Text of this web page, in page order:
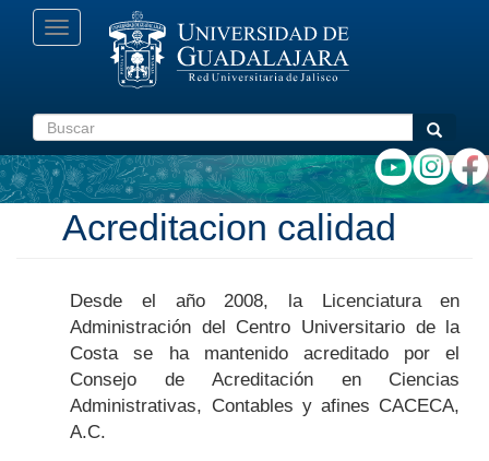
Pasar
Toggle
navigation
Buscar Buscar
Acreditacion calidad
Desde el año 2008, la Licenciatura en
Administración del Centro Universitario de la
Costa se ha mantenido acreditado por el
Consejo de Acreditación en Ciencias
Administrativas, Contables y afines CACECA,
A.C.